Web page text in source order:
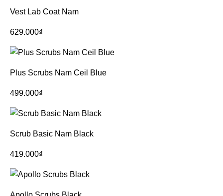
Vest Lab Coat Nam
629.000₫
Plus Scrubs Nam Ceil Blue
499.000₫
Scrub Basic Nam Black
419.000₫